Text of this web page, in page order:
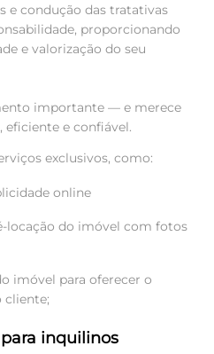
e condução das tratativas
proporcionando
e valorização do seu
importante — e merece
eficiente e confiável.
exclusivos, como:
online
locação do imóvel com fotos
imóvel para oferecer o
cliente;
inquilinos